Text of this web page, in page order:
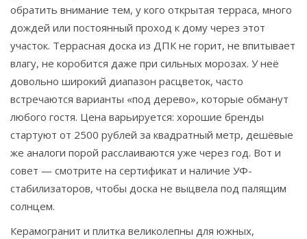
обратить внимание тем, у кого открытая терраса, много
дождей или постоянный проход к дому через этот
участок. Террасная доска из ДПК не горит, не впитывает
влагу, не коробится даже при сильных морозах. У неё
довольно широкий диапазон расцветок, часто
встречаются варианты «под дерево», которые обманут
любого гостя. Цена варьируется: хорошие бренды
стартуют от 2500 рублей за квадратный метр, дешёвые
же аналоги порой расслаиваются уже через год. Вот и
совет — смотрите на сертификат и наличие УФ-
стабилизаторов, чтобы доска не выцвела под палящим
солнцем.
Керамогранит и плитка великолепны для южных,